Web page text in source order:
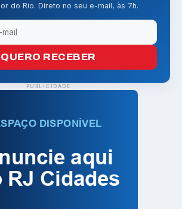
do Rio. Direto no seu e-mail, às 7h.
QUERO RECEBER
PUBLICIDADE